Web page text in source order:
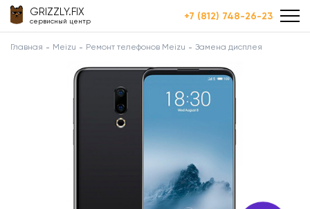
GRIZZLY.FIX
сервисный центр +7 (812) 748-26-23
Главная Meizu Ремонт телефонов Meizu Замена дисплея